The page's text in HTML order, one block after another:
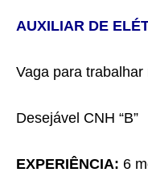
AUXILIAR DE
Vaga para trabalhar
Desejável CNH “B”
EXPERIÊNCIA: 6